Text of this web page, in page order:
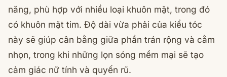
năng, phù hợp với nhiều loại khuôn mặt, trong đó
có khuôn mặt tim. Độ dài vừa phải của kiểu tóc
này sẽ giúp cân bằng giữa phần trán rộng và cằm
nhọn, trong khi những lọn sóng mềm mại sẽ tạo
cảm giác nữ tính và quyến rũ.